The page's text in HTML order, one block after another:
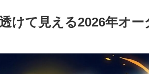
けて見える2026年オー